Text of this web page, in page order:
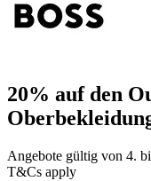
20% auf den
Angebote gültig von 4.
T&Cs apply